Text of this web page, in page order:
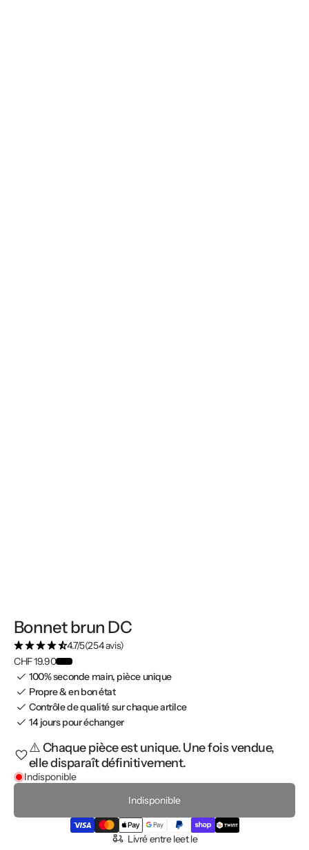
Bonnet brun DC
4.7/5(254 avis)
CHF 19.90
100% seconde main, pièce unique
Propre & en bon état
Contrôle de qualité sur chaque artilce
14 jours pour échanger
⚠️ Chaque pièce est unique. Une fois vendue,
elle disparaît définitivement.
Indisponible
Indisponible
Livré entre leet le